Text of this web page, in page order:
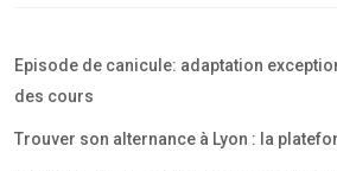
Episode de canicule: adaptation
des cours
Trouver son alternance à Lyon : la